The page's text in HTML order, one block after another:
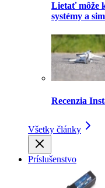
Lietať môže
systémy a
Recenzia
Všetky články
Príslušenstvo